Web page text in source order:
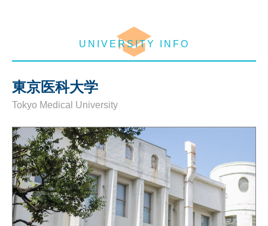
UNIVERSITY INFO
東京医科大学
Tokyo Medical University